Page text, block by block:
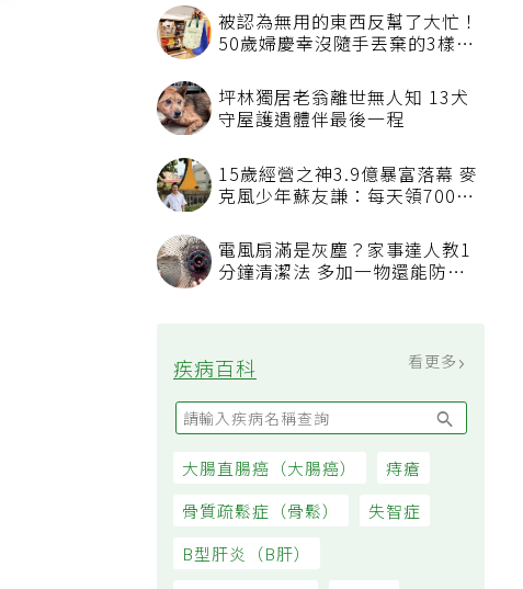
最新文章 看更多
壓」 專科醫：最被忽略的抗老
方法
養師揭「反而有好處」某些族群
才要禁
林慶順教授驚傳意外過世
大家都在看
50歲婦慶幸沒隨手丟棄的3樣物
坪林獨居老翁離世無人知 13犬
守屋護遺體伴最後一程